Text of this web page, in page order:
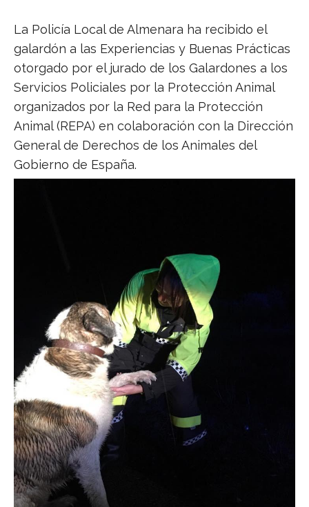
La Policía Local de Almenara ha recibido el
galardón a las Experiencias y Buenas Prácticas
otorgado por el jurado de los Galardones a los
Servicios Policiales por la Protección Animal
organizados por la Red para la Protección
Animal (REPA) en colaboración con la Dirección
General de Derechos de los Animales del
Gobierno de España.